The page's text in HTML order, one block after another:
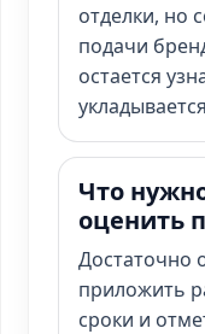
отделки, но
подачи
остается
Что
оценить
Достаточно
приложить
сроки и